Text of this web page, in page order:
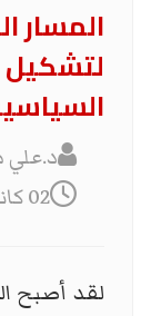
المسار
لتشكيل
02 كانون2/يناير 2022
لقد أصبح